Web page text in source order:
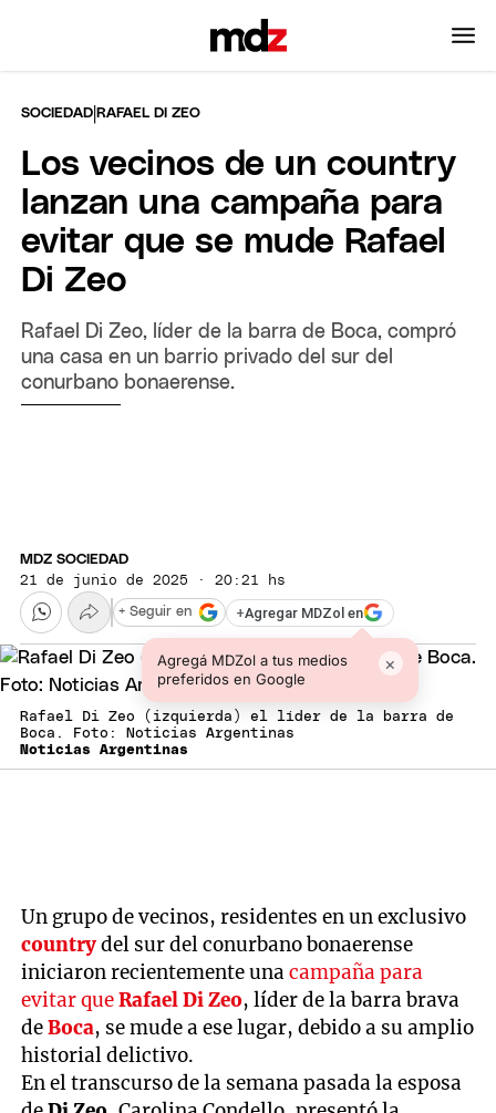
SOCIEDAD |RAFAEL DI ZEO
Los vecinos de un country
lanzan una campaña para
evitar que se mude Rafael
Di Zeo
Rafael Di Zeo, líder de la barra de Boca, compró
una casa en un barrio privado del sur del
conurbano bonaerense.
MDZ SOCIEDAD
21 de junio de 2025 · 20:21 hs
+Agregar MDZol en
Agregá MDZol a tus medios
preferidos en Google
×
+ Seguir en
Rafael Di Zeo (izquierda) el líder de la barra de
Boca. Foto: Noticias Argentinas
Noticias Argentinas
Un grupo de vecinos, residentes en un exclusivo
countrydel sur del conurbano bonaerense
iniciaron recientemente unacampaña para
evitar queRafael Di Zeo, líder de la barra brava
deBoca, se mude a ese lugar, debido a su amplio
historial delictivo.
En el transcurso de la semana pasada la esposa